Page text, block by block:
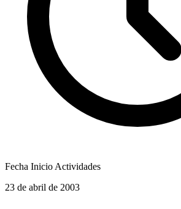
Fecha Inicio Actividades
23 de abril de 2003